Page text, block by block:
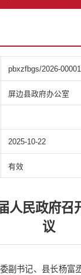
pbxzfbgs/2026-00001
屏边县政府办公室
2025-10-22
有效
人民政府召
议
副书记、县长杨富